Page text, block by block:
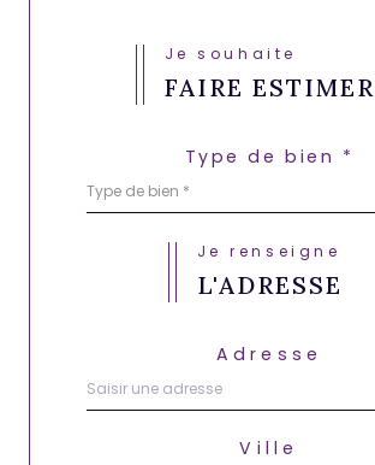
Je souhaite
FAIRE ESTIMER
Type de bien *
Type de bien *
Je renseigne
L'ADRESSE
Adresse
Ville